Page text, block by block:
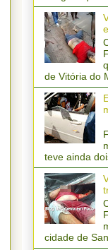
de Vitória do
teve ainda
cidade de